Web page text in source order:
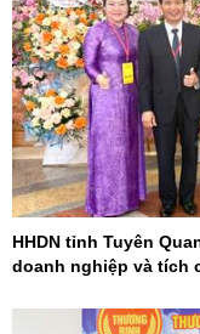
HHDN tỉnh Tuyên
doanh nghiệp và tích